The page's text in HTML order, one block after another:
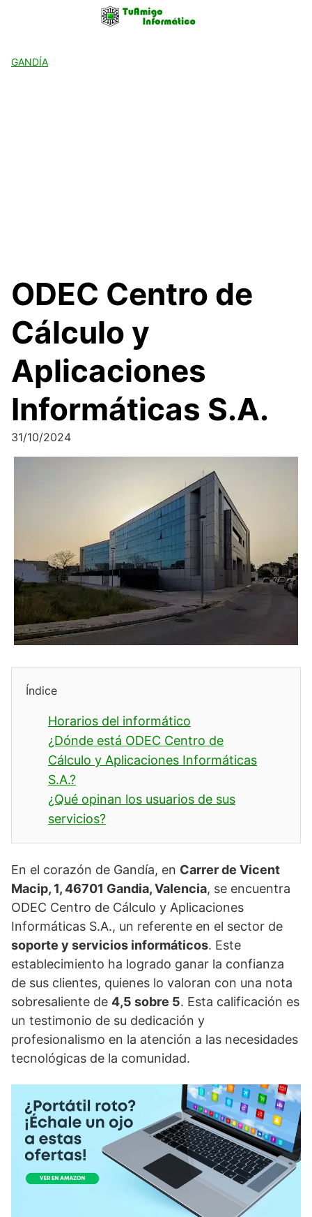
GANDÍA
ODEC Centro de
Cálculo y
Aplicaciones
Informáticas S.A.
31/10/2024
Índice
Horarios del informático
¿Dónde está ODEC Centro de
Cálculo y Aplicaciones Informáticas
S.A.?
¿Qué opinan los usuarios de sus
servicios?
En el corazón de Gandía, en Carrer de Vicent
Macip, 1, 46701 Gandia, Valencia, se encuentra
ODEC Centro de Cálculo y Aplicaciones
Informáticas S.A., un referente en el sector de
soporte y servicios informáticos. Este
establecimiento ha logrado ganar la confianza
de sus clientes, quienes lo valoran con una nota
sobresaliente de 4,5 sobre 5. Esta calificación es
un testimonio de su dedicación y
profesionalismo en la atención a las necesidades
tecnológicas de la comunidad.